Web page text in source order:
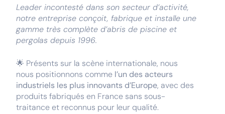
Leader incontesté dans son secteur d’activité,
notre entreprise conçoit, fabrique et installe une
gamme très complète d’abris de piscine et
pergolas depuis 1996.
🌟 Présents sur la scène internationale, nous
nous positionnons comme l’un des acteurs
industriels les plus innovants d’Europe, avec des
produits fabriqués en France sans sous-
traitance et reconnus pour leur qualité.